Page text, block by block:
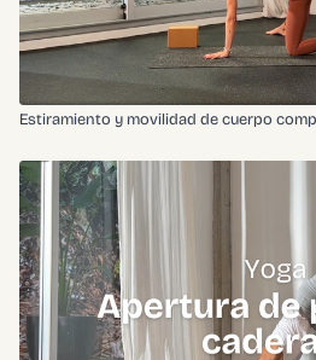
Estiramiento y movilidad de cuerpo